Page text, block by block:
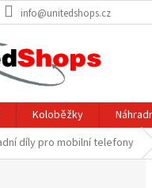
info@unitedshops.cz
Koloběžky
díly pro mobilní telefony